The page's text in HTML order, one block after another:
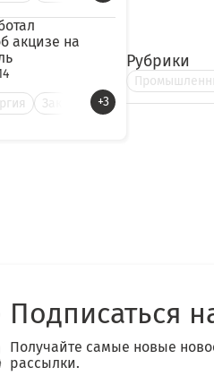
акцизе на
Зак +3
Рубрики
Подписаться
Получайте самые новые
рассылки.